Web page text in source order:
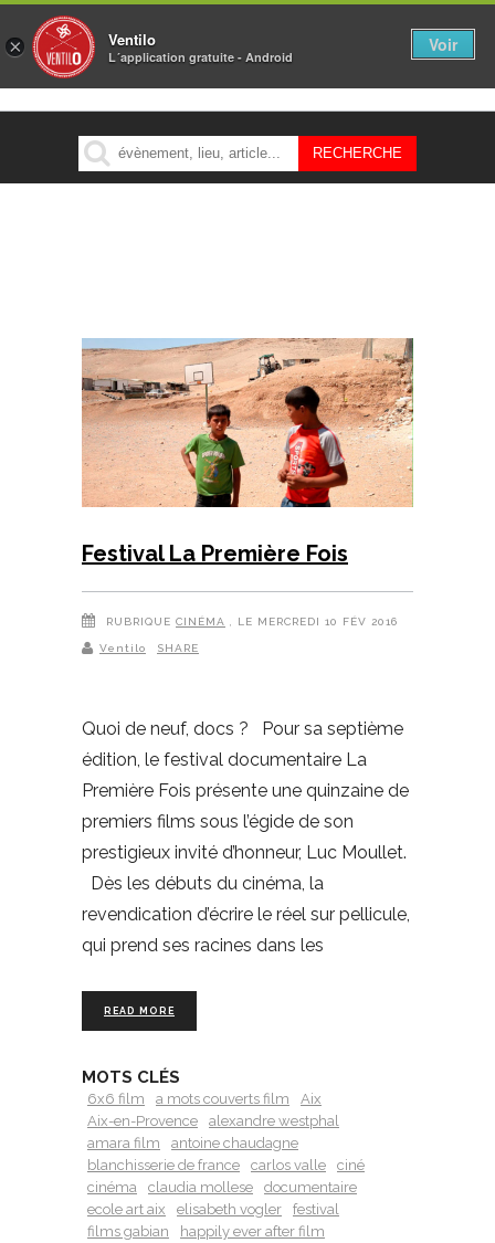
MENU
Festival La Première Fois
RUBRIQUE CINÉMA , LE MERCREDI 10 FÉV 2016
Ventilo SHARE
Quoi de neuf, docs ? Pour sa septième
édition, le festival documentaire La
Première Fois présente une quinzaine de
premiers films sous l’égide de son
prestigieux invité d’honneur, Luc Moullet.
Dès les débuts du cinéma, la
revendication d’écrire le réel sur pellicule,
qui prend ses racines dans les
READ MORE
MOTS CLÉS
6x6 film a mots couverts film
Aix
Aix-en-Provence
alexandre westphal
amara film
antoine chaudagne
blanchisserie de france
carlos valle
ciné
cinéma
claudia mollese
documentaire
ecole art aix
elisabeth vogler
festival
films gabian
happily ever after film
× Ventilo
L´application gratuite - Android
Voir